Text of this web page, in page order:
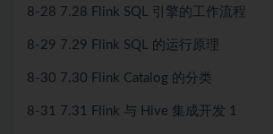
8-28 7.28 Flink SQL 引擎的工作流程
8-29 7.29 Flink SQL 的运行原理
8-30 7.30 Flink Catalog 的分类
8-31 7.31 Flink 与 Hive 集成开发 1